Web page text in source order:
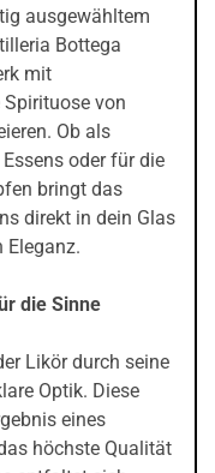
ausgewähltem
Bottega
mit
von
Ob als
oder für die
bringt das
direkt in dein Glas
Eleganz.
die Sinne
Likör durch seine
Optik. Diese
eines
höchste Qualität